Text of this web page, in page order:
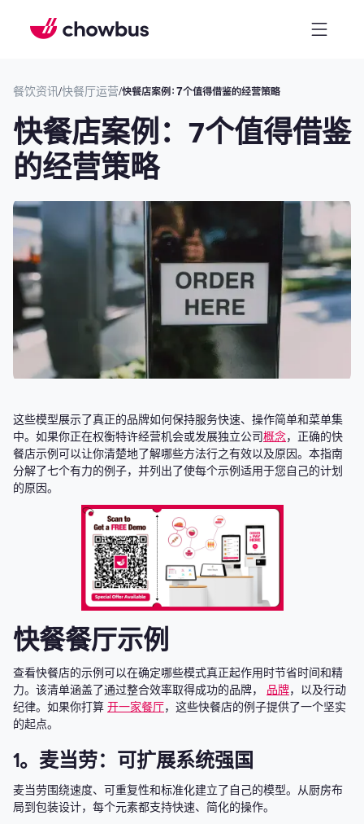
餐饮资讯/快餐厅运营/快餐店案例：7个值得借鉴的经营策略
快餐店案例：7个值得借鉴
的经营策略
这些模型展示了真正的品牌如何保持服务快速、操作简单和菜单集
中。如果你正在权衡特许经营机会或发展独立公司概念，正确的快
餐店示例可以让你清楚地了解哪些方法行之有效以及原因。本指南
分解了七个有力的例子，并列出了使每个示例适用于您自己的计划
的原因。
快餐餐厅示例
查看快餐店的示例可以在确定哪些模式真正起作用时节省时间和精
力。该清单涵盖了通过整合效率取得成功的品牌， 品牌，以及行动
纪律。如果你打算 开一家餐厅，这些快餐店的例子提供了一个坚实
的起点。
1。麦当劳：可扩展系统强国
麦当劳围绕速度、可重复性和标准化建立了自己的模型。从厨房布
局到包装设计，每个元素都支持快速、简化的操作。